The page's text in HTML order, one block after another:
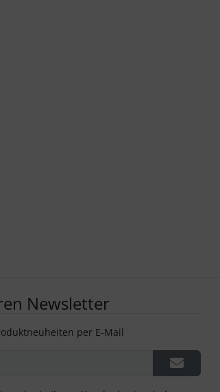
Newsletter
per E-Mail